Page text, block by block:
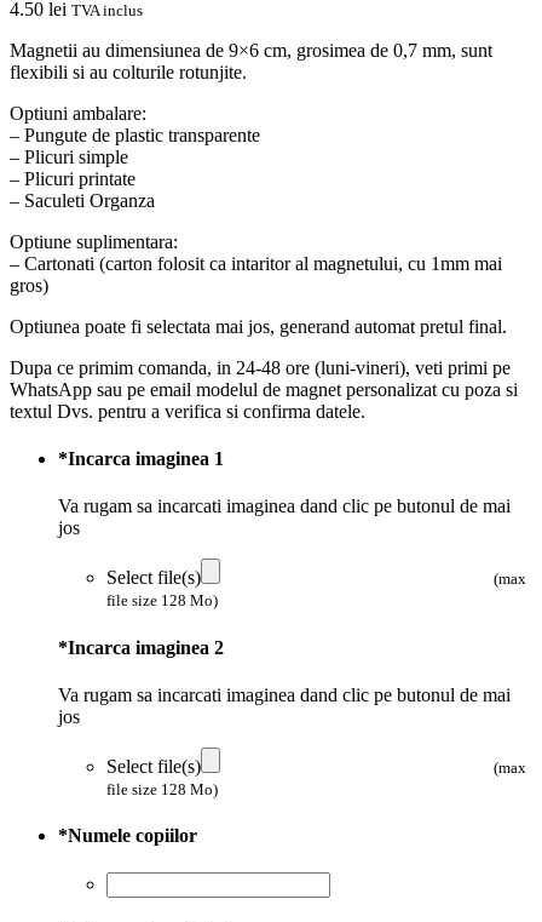
4.50 lei TVA inclus
Magnetii au dimensiunea de 9×6 cm, grosimea de 0,7 mm, sunt
flexibili si au colturile rotunjite.
Optiuni ambalare:
– Pungute de plastic transparente
– Plicuri simple
– Plicuri printate
– Saculeti Organza
Optiune suplimentara:
– Cartonati (carton folosit ca intaritor al magnetului, cu 1mm mai
gros)
Optiunea poate fi selectata mai jos, generand automat pretul final.
Dupa ce primim comanda, in 24-48 ore (luni-vineri), veti primi pe
WhatsApp sau pe email modelul de magnet personalizat cu poza si
textul Dvs. pentru a verifica si confirma datele.
*Incarca imaginea 1
Va rugam sa incarcati imaginea dand clic pe butonul de mai
jos
Select file(s)
(max
file size 128 Mo)
*Incarca imaginea 2
Va rugam sa incarcati imaginea dand clic pe butonul de mai
jos
Select file(s)
(max
file size 128 Mo)
*Numele copiilor